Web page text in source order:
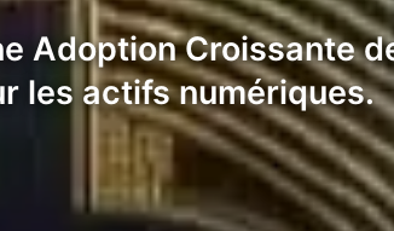
Adoption Croissante
les actifs numériques.